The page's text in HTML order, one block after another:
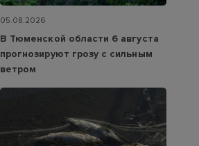
05.08.2026
В Тюменской области 6 августа
прогнозируют грозу с сильным
ветром